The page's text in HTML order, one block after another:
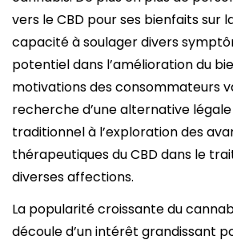
vers le CBD pour ses bienfaits sur
capacité à soulager divers
potentiel dans l’amélioration du
motivations des consommateurs
recherche d’une alternative
traditionnel à l’exploration des
thérapeutiques du CBD dans le
diverses affections.
La popularité croissante du
découle d’un intérêt grandissant